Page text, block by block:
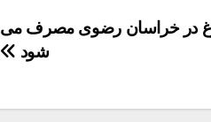
تخم مرغ در خراسان رضوی مصرف می
شود